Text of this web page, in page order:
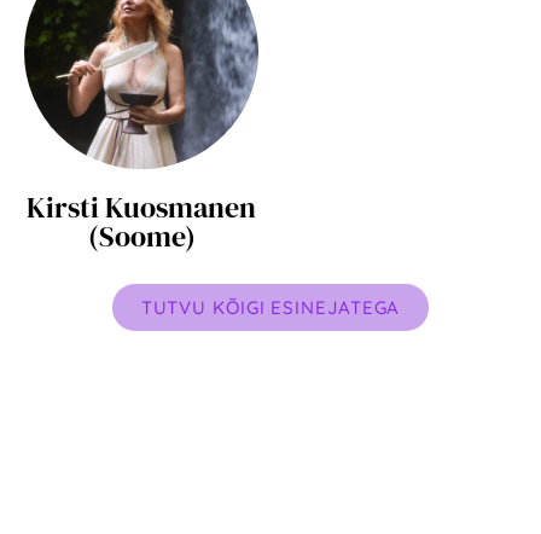
Kirsti Kuosmanen
(Soome)
TUTVU KÕIGI ESINEJATEGA